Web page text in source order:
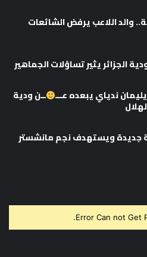
والد اللاعب يرفض الشائعات
الجزائر يثير تساؤلات الجماهير
ندياي يبعده عـــ ــن ودية
جديدة ويستهدف نجم مانشستر
Error Can not Get